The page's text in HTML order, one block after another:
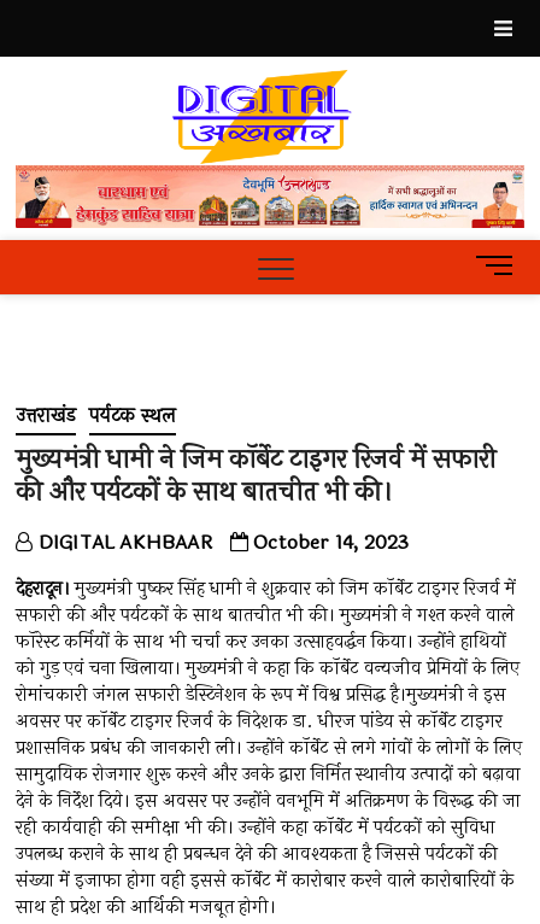
content
Hindi
News
PortalM
e
t
o
उत्तराखंड पर्यटक स्थल
मुख्यमंत्री धामी ने जिम कॉर्बेट टाइगर रिजर्व में सफारी
की और पर्यटकों के साथ बातचीत भी की।
DIGITAL AKHBAAR October 14, 2023
देहरादून।मुख्यमंत्री पुष्कर सिंह धामी ने शुक्रवार को जिम कॉर्बेट टाइगर रिजर्व में
सफारी की और पर्यटकों के साथ बातचीत भी की। मुख्यमंत्री ने गश्त करने वाले
फॉरेस्ट कर्मियों के साथ भी चर्चा कर उनका उत्साहवर्द्धन किया। उन्होंने हाथियों
को गुड़ एवं चना खिलाया। मुख्यमंत्री ने कहा कि कॉर्बेट वन्यजीव प्रेमियों के लिए
रोमांचकारी जंगल सफारी डेस्टिनेशन के रूप में विश्व प्रसिद्ध है।मुख्यमंत्री ने इस
अवसर पर कॉर्बेट टाइगर रिजर्व के निदेशक डा. धीरज पांडेय से कॉर्बेट टाइगर
प्रशासनिक प्रबंध की जानकारी ली। उन्होंने कॉर्बेट से लगे गांवों के लोगों के लिए
सामुदायिक रोजगार शुरू करने और उनके द्वारा निर्मित स्थानीय उत्पादों को बढ़ावा
देने के निर्देश दिये। इस अवसर पर उन्होंने वनभूमि में अतिक्रमण के विरूद्ध की जा
रही कार्यवाही की समीक्षा भी की। उन्होंने कहा कॉर्बेट में पर्यटकों को सुविधा
उपलब्ध कराने के साथ ही प्रबन्धन देने की आवश्यकता है जिससे पर्यटकों की
संख्या में इजाफा होगा वही इससे कॉर्बेट में कारोबार करने वाले कारोबारियों के
साथ ही प्रदेश की आर्थिकी मजबूत होगी।